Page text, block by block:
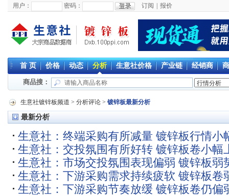
用户： 密码： 订阅 报价
首 页 价格 动态 分析 生意社价格 产业链 经销商
商品搜：
生意社镀锌板频道 > 分析评论 > 镀锌板最新分析
最新分析
生意社：终端采购有所减量 镀锌板行情小
生意社：交投氛围有所好转 镀锌板卷小幅
生意社：市场交投氛围表现偏弱 镀锌板弱
生意社：下游采购需求持续疲软 镀锌板卷
生意社：下游采购节奏放缓 镀锌板卷仍偏